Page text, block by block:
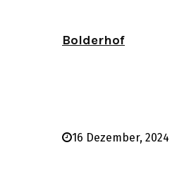
Bolderhof
16 Dezember, 2024